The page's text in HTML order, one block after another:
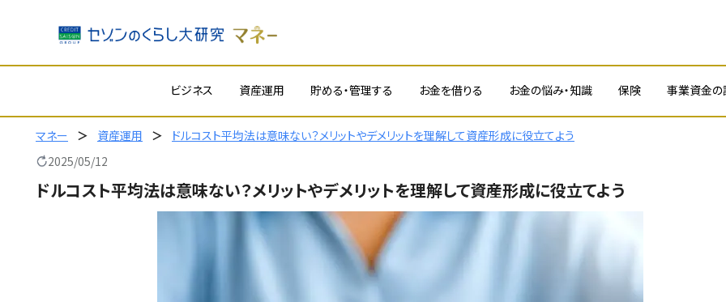
を
ビジネス 資産運用 貯める・管理する お金を借りる お金の悩み・知識 保険 事業資金の
マネー 資産運用
ドルコスト平均法は意味ない？メリットやデメリットを理解して資産形成に役立てよう
2025/05/12
ドルコスト平均法は意味ない？メリットやデメリットを理解して資産形成に役立てよう